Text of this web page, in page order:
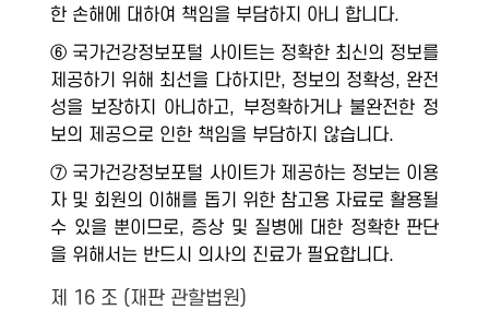
한 손해에 대하여 책임을 부담하지 아니 합니다.
⑥ 국가건강정보포털 사이트는 정확한 최신의 정보를
제공하기 위해 최선을 다하지만, 정보의 정확성, 완전
성을 보장하지 아니하고, 부정확하거나 불완전한 정
보의 제공으로 인한 책임을 부담하지 않습니다.
⑦ 국가건강정보포털 사이트가 제공하는 정보는 이용
자 및 회원의 이해를 돕기 위한 참고용 자료로 활용될
수 있을 뿐이므로, 증상 및 질병에 대한 정확한 판단
을 위해서는 반드시 의사의 진료가 필요합니다.
제 16 조 (재판 관할법원)